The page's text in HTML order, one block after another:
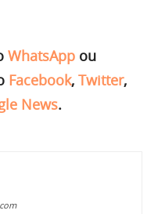
WhatsApp ou
Facebook, Twitter,
News.